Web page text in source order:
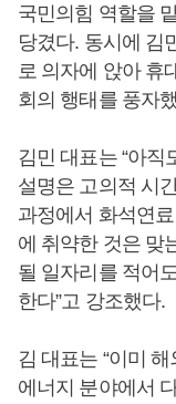
국민의힘 역할을
당겼다. 동시에 김
로 의자에 앉아 휴
회의 행태를 풍자
김민 대표는 “아직
설명은 고의적 시
과정에서 화석연
에 취약한 것은 맞
될 일자리를 적어
한다”고 강조했다.
김 대표는 “이미
에너지 분야에서